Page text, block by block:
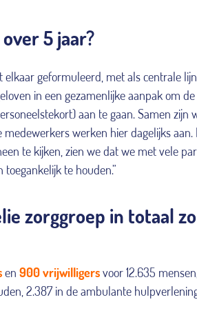
5 jaar?
geformuleerd, met als centrale
in een gezamenlijke aanpak om
aan te gaan. Samen zijn
werken hier dagelijks
te kijken, zien we dat we met vele
te houden.”
zorggroep in totaal
en 900 vrijwilligersvoor 12.635
2.387 in de ambulante